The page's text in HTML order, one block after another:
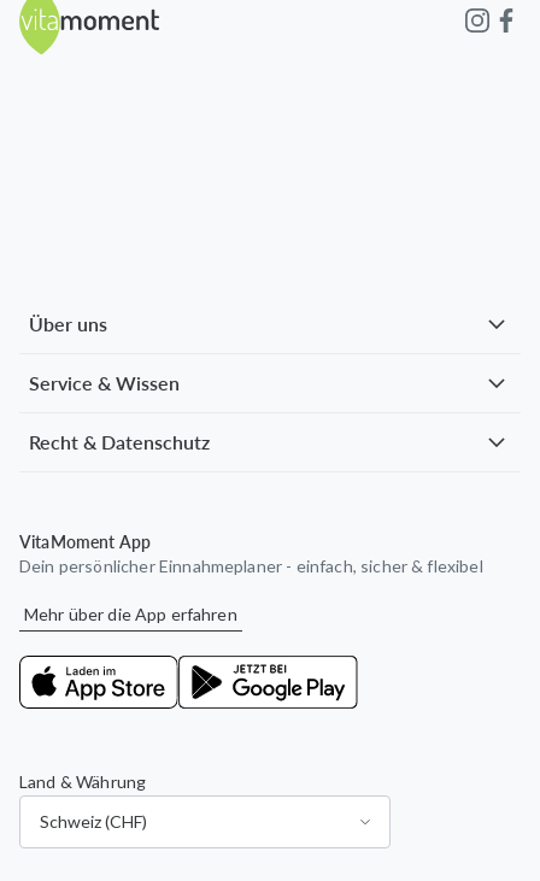
Über uns
Service & Wissen
Recht & Datenschutz
VitaMoment App
Dein persönlicher Einnahmeplaner - einfach, sicher & flexibel
Mehr über die App erfahren
Land & Währung